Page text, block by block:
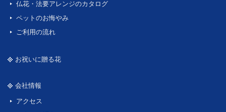
仏花・法要アレンジのカタログ
ペットのお悔やみ
ご利用の流れ
お祝いに贈る花
会社情報
アクセス